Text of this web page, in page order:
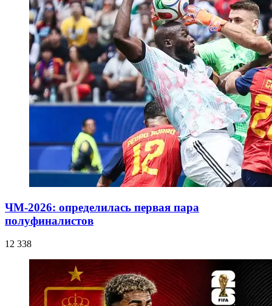
ЧМ-2026: определилась первая пара
полуфиналистов
12 338